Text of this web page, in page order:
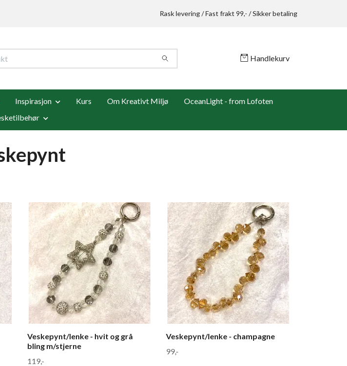
Rask levering / Fast frakt 99,- / Sikker betaling
Handlekurv
Inspirasjon Kurs Om Kreativt Miljø
OceanLight - from Lofoten
Veskepynt/lenke - hvit og grå
bling m/stjerne
119,-
Veskepynt/lenke - champagne
99,-